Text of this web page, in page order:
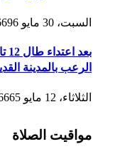
السبت، 30 مايو 2026 696
الرعب بالمدينة
الثلاثاء، 12 مايو 2026 665
مواقيت الصلاة